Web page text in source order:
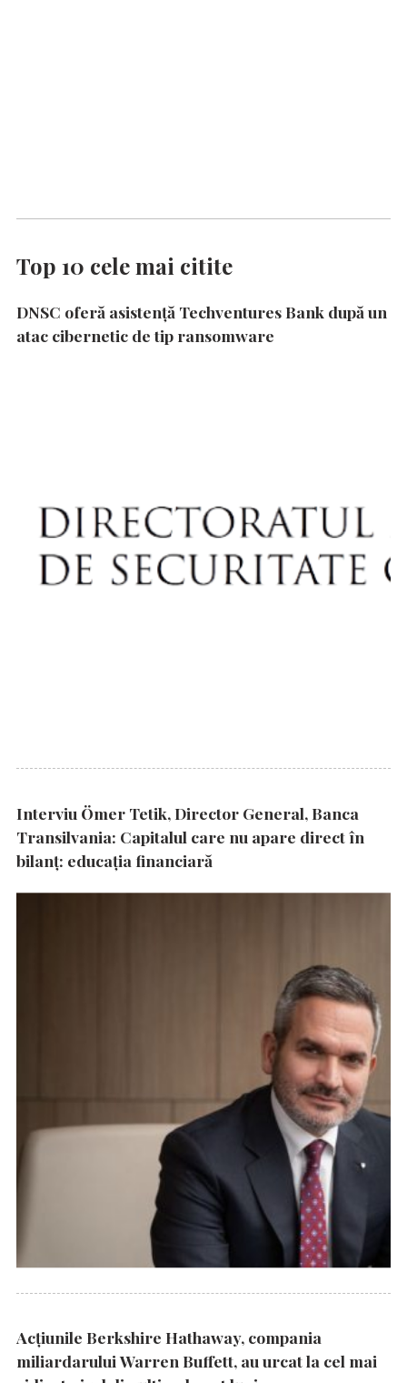
Top 10 cele mai citite
DNSC oferă asistență Techventures Bank după un
atac cibernetic de tip ransomware
Interviu Ömer Tetik, Director General, Banca
Transilvania: Capitalul care nu apare direct în
bilanț: educația financiară
Acțiunile Berkshire Hathaway, compania
miliardarului Warren Buffett, au urcat la cel mai